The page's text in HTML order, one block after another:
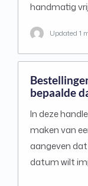
handmatig
Updated 1
bepaalde
In deze
maken van
aangeven
datum wilt